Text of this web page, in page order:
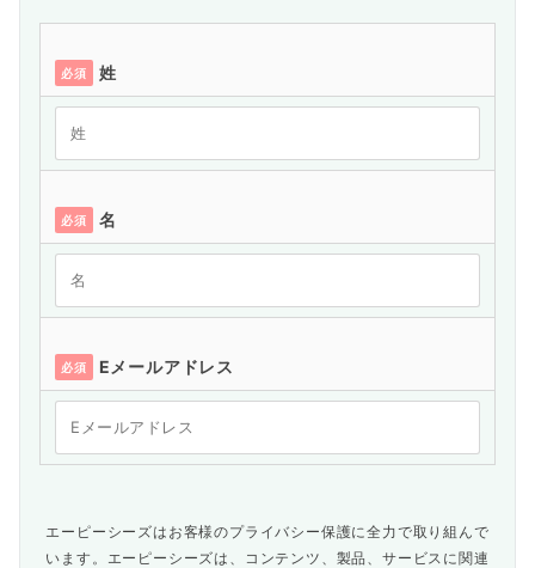
必須 姓
必須 名
必須 Eメールアドレス
エーピーシーズはお客様のプライバシー保護に全力で取り組んで
います。エーピーシーズは、コンテンツ、製品、サービスに関連